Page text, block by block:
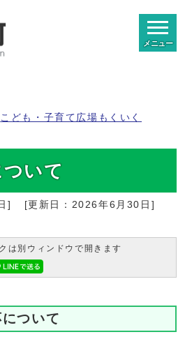
メニュー
こども・子育て広場もくいく
いて
] [更新日： 2026年6月30日 ]
は別ウィンドウで開きます
ついて